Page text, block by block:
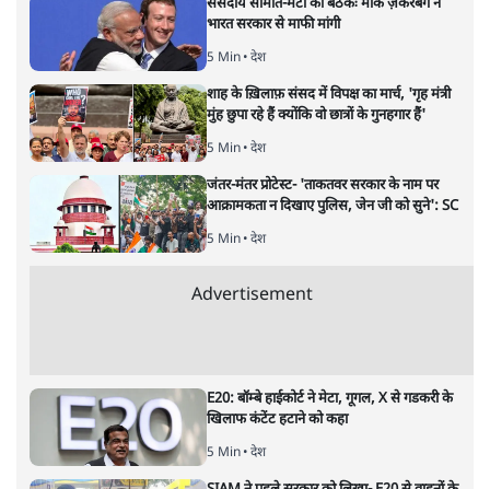
संसदीय समिति-मेटा की बैठकः मार्क ज़करबर्ग ने
भारत सरकार से माफी मांगी
5 Min• देश
शाह के ख़िलाफ़ संसद में विपक्ष का मार्च, 'गृह मंत्री
मुंह छुपा रहे हैं क्योंकि वो छात्रों के गुनहगार हैं'
5 Min• देश
जंतर-मंतर प्रोटेस्ट- 'ताकतवर सरकार के नाम पर
आक्रामकता न दिखाए पुलिस, जेन जी को सुने': SC
5 Min• देश
Advertisement
E20: बॉम्बे हाईकोर्ट ने मेटा, गूगल, X से गडकरी के
खिलाफ कंटेंट हटाने को कहा
5 Min• देश